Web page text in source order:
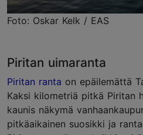
Foto: Oskar Kelk / EAS
Piritan uimaranta
Piritan ranta on epäilemättä
Kaksi kilometriä pitkä Piritan
kaunis näkymä
pitkäaikainen suosikki ja